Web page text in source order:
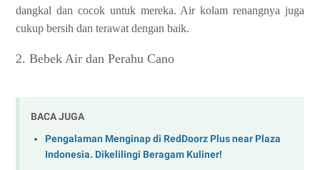
dangkal dan cocok untuk mereka. Air kolam renangnya juga
cukup bersih dan terawat dengan baik.
2. Bebek Air dan Perahu Cano
BACA JUGA
Pengalaman Menginap di RedDoorz Plus near Plaza
Indonesia. Dikelilingi Beragam Kuliner!